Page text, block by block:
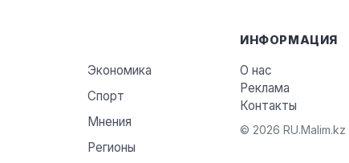
Экономика
Спорт
Мнения
Регионы
ИНФОРМАЦИЯ
О нас
Реклама
Контакты
© 2026 RU.Malim.kz